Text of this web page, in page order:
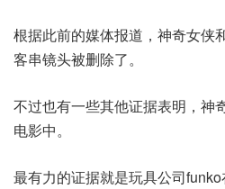
根据此前的媒体报道，神奇女侠
客串镜头被删除了。
不过也有一些其他证据表明，神
电影中。
最有力的证据就是玩具公司